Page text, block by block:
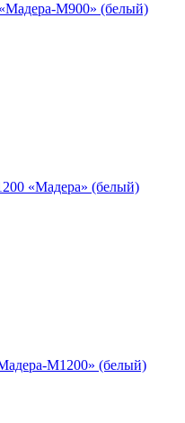
М900» (белый)
«Мадера» (белый)
М1200» (белый)